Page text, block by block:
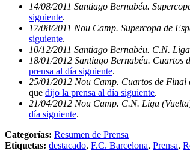
14/08/2011 Santiago Bernabéu.
siguiente.
17/08/2011 Nou Camp. Supercopa de
siguiente.
10/12/2011 Santiago Bernabéu. C.N.
18/01/2012 Santiago Bernabéu.
prensa al día siguiente.
25/01/2012 Nou Camp. Cuartos de
que dijo la prensa al día siguiente.
21/04/2012 Nou Camp. C.N. Liga
día siguiente.
Categorías: Resumen de Prensa
Etiquetas: destacado, F.C. Barcelona, Prensa,